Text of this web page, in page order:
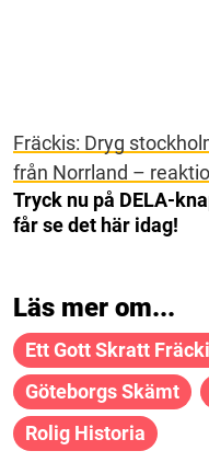
Fräckis: Dryg
från Norrland –
Tryck nu på DELA-
får se det här idag!
Läs mer om...
Ett Gott Skratt
Göteborgs Skämt
Rolig Historia